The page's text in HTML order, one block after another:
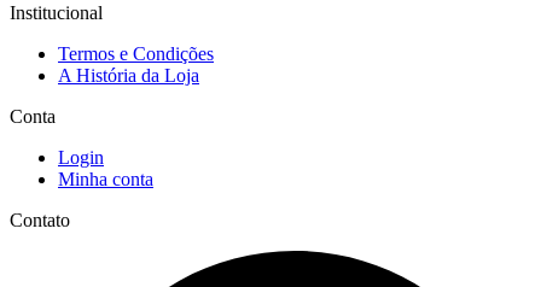
Institucional
Termos e Condições
A História da Loja
Conta
Login
Minha conta
Contato